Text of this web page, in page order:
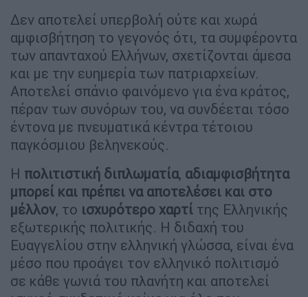
Δεν αποτελεί υπερβολή ούτε και χωρά
αμφισβήτηση το γεγονός ότι, τα συμφέροντα
των απανταχού Ελλήνων, σχετίζονται άμεσα
και με την ευημερία των πατριαρχείων.
Αποτελεί σπάνιο φαινόμενο για ένα κράτος,
πέραν των συνόρων του, να συνδέεται τόσο
έντονα με πνευματικά κέντρα τέτοιου
παγκόσμιου βεληνεκούς.
Η πολιτιστική διπλωματία, αδιαμφισβήτητα
μπορεί και πρέπει να αποτελέσει και στο
μέλλον, το ισχυρότερο χαρτί της Ελληνικής
εξωτερικής πολιτικής. Η διδαχή του
Ευαγγελίου στην ελληνική γλώσσα, είναι ένα
μέσο που προάγει τον ελληνικό πολιτισμό
σε κάθε γωνιά του πλανήτη και αποτελεί